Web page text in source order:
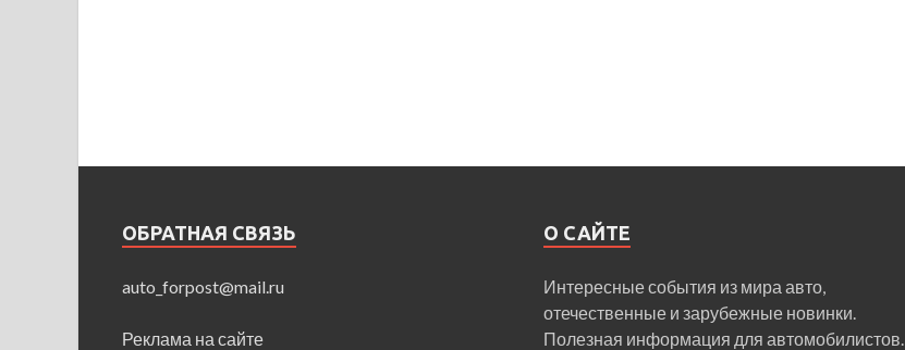
ОБРАТНАЯ СВЯЗЬ
auto_forpost@mail.ru
Реклама на сайте
О САЙТЕ
Интересные события из мира авто,
отечественные и зарубежные новинки.
Полезная информация для автомобилистов.